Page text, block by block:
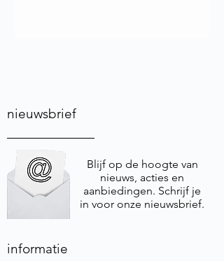
nieuwsbrief
Blijf op de hoogte van
nieuws, acties en
aanbiedingen. Schrijf je
in voor onze nieuwsbrief.
informatie